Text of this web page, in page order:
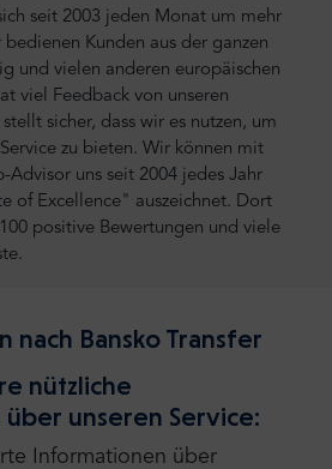
seit 2003 jeden Monat um mehr
bedienen Kunden aus der ganzen
und vielen anderen europäischen
viel Feedback von unseren
sicher, dass wir es nutzen, um
zu bieten. Wir können mit
Advisor uns seit 2004 jedes Jahr
of Excellence" auszeichnet. Dort
positive Bewertungen und viele
nach Bansko Transfer
nützliche
unseren Service:
Informationen über